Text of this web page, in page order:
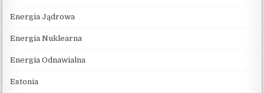
Energia Jądrowa
Energia Nuklearna
Energia Odnawialna
Estonia